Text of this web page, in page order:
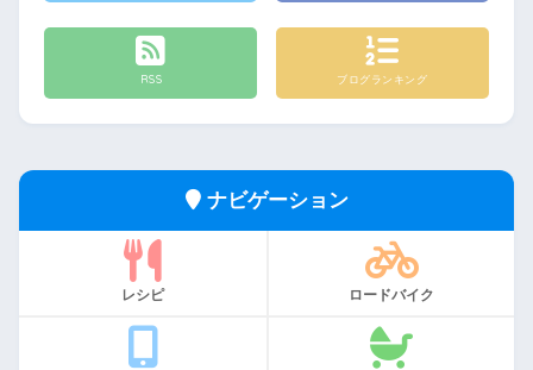
RSS ブログランキング
ナビゲーション
レシピ ロードバイク